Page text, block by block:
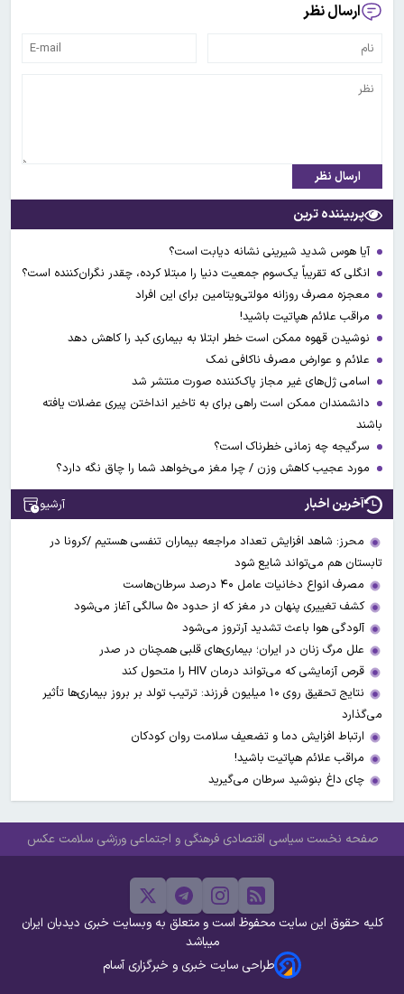
ارسال نظر
ارسال نظر
پربیننده ترین
آیا هوس شدید شیرینی نشانه دیابت است؟
انگلی که تقریباً یک‌سوم جمعیت دنیا را مبتلا کرده، چقدر نگران‌کننده است؟
معجزه مصرف روزانه مولتی‌ویتامین برای این افراد
مراقب علائم هپاتیت باشید!
نوشیدن قهوه ممکن است خطر ابتلا به بیماری کبد را کاهش دهد
علائم و عوارض مصرف ناکافی نمک
اسامی ژل‌های غیر مجاز پاک‌کننده صورت منتشر شد
دانشمندان ممکن است راهی برای به تاخیر انداختن پیری عضلات یافته
باشند
سرگیجه چه زمانی خطرناک است؟
مورد عجیب کاهش وزن / چرا مغز می‌خواهد شما را چاق نگه دارد؟
آخرین اخبار آرشیو
محرز: شاهد افزایش تعداد مراجعه بیماران تنفسی هستیم /کرونا در
تابستان هم می‌تواند شایع شود
مصرف انواع دخانیات عامل ۴۰ درصد سرطان‌هاست
کشف تغییری پنهان در مغز که از حدود ۵۰ سالگی آغاز می‌شود
آلودگی هوا باعث تشدید آرتروز می‌شود
علل مرگ زنان در ایران؛ بیماری‌های قلبی همچنان در صدر
قرص آزمایشی که می‌تواند درمان HIV را متحول کند
نتایج تحقیق روی ۱۰ میلیون فرزند: ترتیب تولد بر بروز بیماری‌ها تأثیر
می‌گذارد
ارتباط افزایش دما و تضعیف سلامت روان کودکان
مراقب علائم هپاتیت باشید!
چای داغ بنوشید سرطان می‌گیرید
صفحه نخست سیاسی اقتصادی فرهنگی و اجتماعی ورزشی سلامت عکس
کلیه حقوق این سایت محفوظ است و متعلق به وبسایت خبری دیدبان ایران
میباشد
طراحی سایت خبری و خبرگزاری آسام